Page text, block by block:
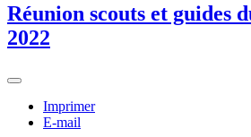
Réunion scouts et guides
2022
Imprimer
E-mail